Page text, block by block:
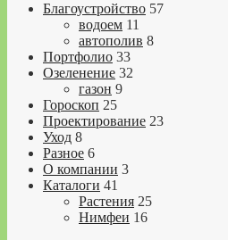
Благоустройство 57
водоем 11
автополив 8
Портфолио 33
Озеленение 32
газон 9
Гороскоп 25
Проектирование 23
Уход 8
Разное 6
О компании 3
Каталоги 41
Растения 25
Нимфеи 16